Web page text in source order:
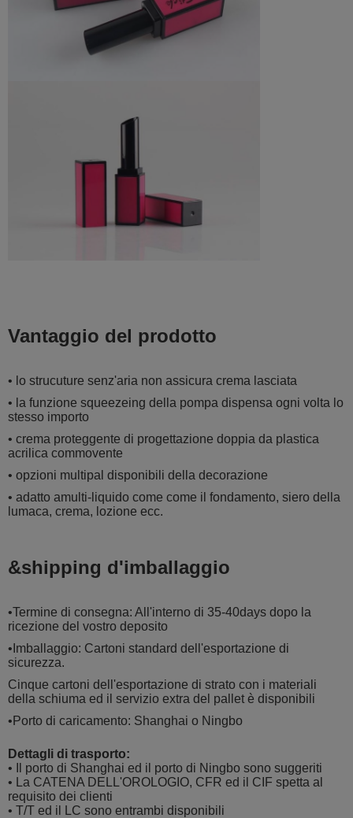
Vantaggio del prodotto
• lo strucuture senz'aria non assicura crema lasciata
• la funzione squeezeing della pompa dispensa ogni volta lo
stesso importo
• crema proteggente di progettazione doppia da plastica
acrilica commovente
• opzioni multipal disponibili della decorazione
• adatto amulti-liquido come come il fondamento, siero della
lumaca, crema, lozione ecc.
&shipping d'imballaggio
•Termine di consegna: All'interno di 35-40days dopo la
ricezione del vostro deposito
•Imballaggio: Cartoni standard dell'esportazione di
sicurezza.
Cinque cartoni dell'esportazione di strato con i materiali
della schiuma ed il servizio extra del pallet è disponibili
•Porto di caricamento: Shanghai o Ningbo
Dettagli di trasporto:
• Il porto di Shanghai ed il porto di Ningbo sono suggeriti
• La CATENA DELL'OROLOGIO, CFR ed il CIF spetta al
requisito dei clienti
• T/T ed il LC sono entrambi disponibili